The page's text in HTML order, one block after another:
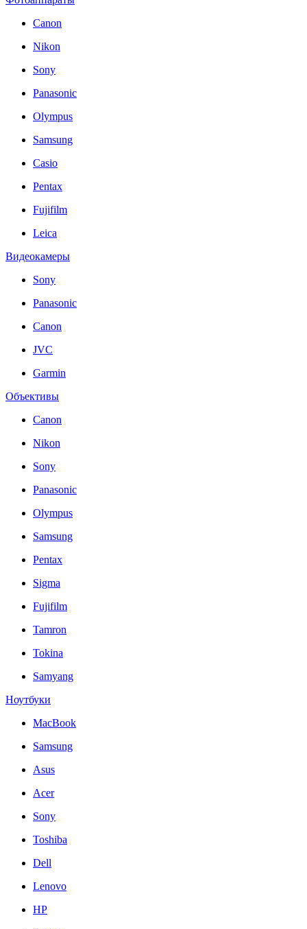
Canon
Nikon
Sony
Panasonic
Olympus
Samsung
Casio
Pentax
Fujifilm
Leica
Видеокамеры
Sony
Panasonic
Canon
JVC
Garmin
Объективы
Canon
Nikon
Sony
Panasonic
Olympus
Samsung
Pentax
Sigma
Fujifilm
Tamron
Tokina
Samyang
Ноутбуки
MacBook
Samsung
Asus
Acer
Sony
Toshiba
Dell
Lenovo
HP